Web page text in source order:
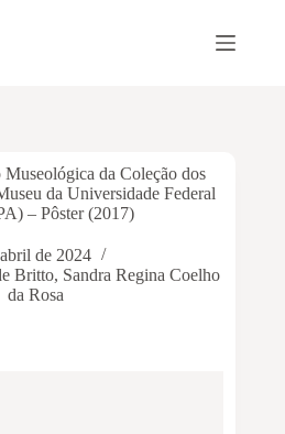
da Coleção dos
da Universidade Federal
– Pôster (2017)
de 2024
Britto, Sandra Regina Coelho
da Rosa